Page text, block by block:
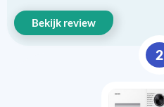
Bekijk review
2